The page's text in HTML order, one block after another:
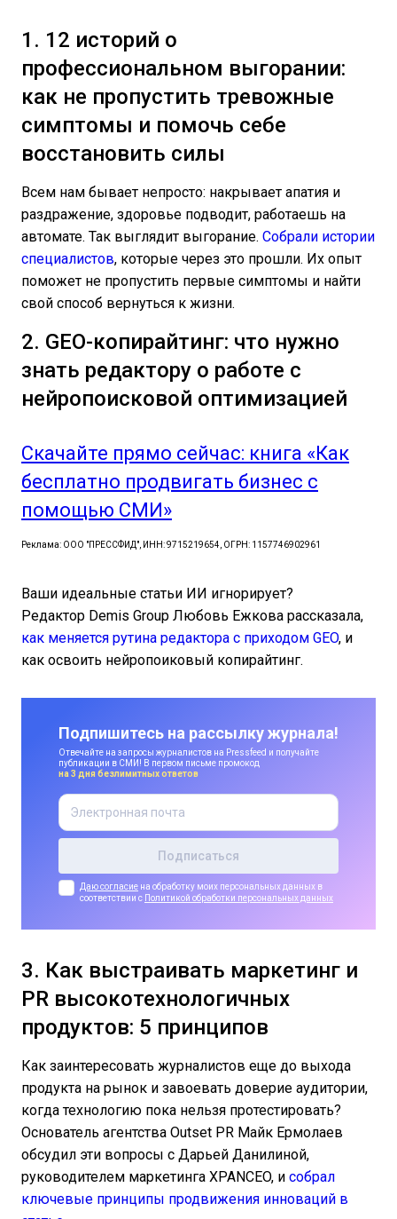
1. 12 историй о
профессиональном выгорании:
как не пропустить тревожные
симптомы и помочь себе
восстановить силы
Всем нам бывает непросто: накрывает апатия и
раздражение, здоровье подводит, работаешь на
автомате. Так выглядит выгорание. Собрали истории
специалистов, которые через это прошли. Их опыт
поможет не пропустить первые симптомы и найти
свой способ вернуться к жизни.
2. GEO-копирайтинг: что нужно
знать редактору о работе с
нейропоисковой оптимизацией
Скачайте прямо сейчас: книга «Как
бесплатно продвигать бизнес с
помощью СМИ»
Реклама: ООО "ПРЕССФИД", ИНН: 9715219654, ОГРН: 1157746902961
Ваши идеальные статьи ИИ игнорирует?
Редактор Demis Group Любовь Ежкова рассказала,
как меняется рутина редактора с приходом GEO, и
как освоить нейропоиковый копирайтинг.
Подпишитесь на рассылку журнала!
Отвечайте на запросы журналистов на Pressfeed и получайте
публикации в СМИ! В первом письме промокод
на 3 дня безлимитных ответов
Даю согласие на обработку моих персональных данных в
соответствии с Политикой обработки персональных данных
3. Как выстраивать маркетинг и
PR высокотехнологичных
продуктов: 5 принципов
Как заинтересовать журналистов еще до выхода
продукта на рынок и завоевать доверие аудитории,
когда технологию пока нельзя протестировать?
Основатель агентства Outset PR Майк Ермолаев
обсудил эти вопросы с Дарьей Данилиной,
руководителем маркетинга XPANCEO, и собрал
ключевые принципы продвижения инноваций в